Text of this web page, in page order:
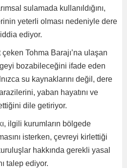
sulamada kullanıldığını,
yeterli olması nedeniyle dere
iddia ediyor.
Tohma Barajı’na ulaşan
bozabileceğini ifade eden
su kaynaklarını değil, dere
yaban hayatını ve
dile getiriyor.
ilgili kurumların bölgede
isterken, çevreyi kirlettiği
hakkında gerekli yasal
talep ediyor.